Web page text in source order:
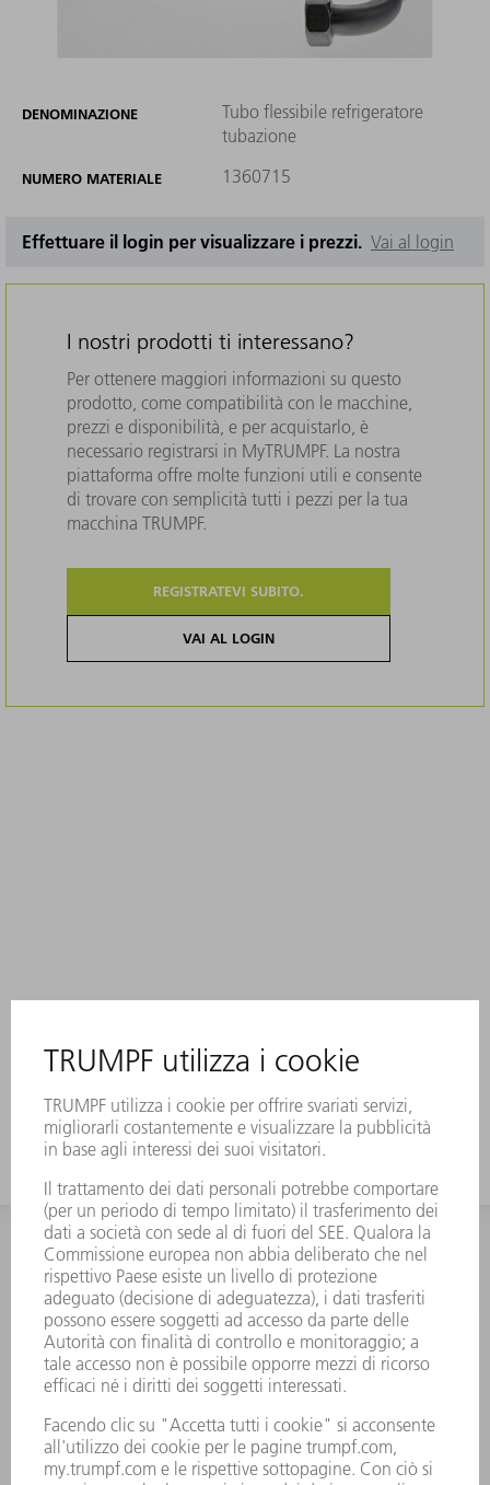
DENOMINAZIONE
Tubo flessibile refrigeratore
tubazione
NUMERO MATERIALE 1360715
Effettuare il login per visualizzare i prezzi. Vai al login
I nostri prodotti ti interessano?
Per ottenere maggiori informazioni su questo
prodotto, come compatibilità con le macchine,
prezzi e disponibilità, e per acquistarlo, è
necessario registrarsi in MyTRUMPF. La nostra
piattaforma offre molte funzioni utili e consente
di trovare con semplicità tutti i pezzi per la tua
macchina TRUMPF.
REGISTRATEVI SUBITO.
VAI AL LOGIN
INFORMAZIONE
Domande frequenti
Condizioni generali di contratto
CONTATTO
RICAMBI TRUMPF ITALIA
+39 02 48489420
lunedì a venerdì: 08:30 – 18:00
ricambi@trumpf.com
CONTATTO